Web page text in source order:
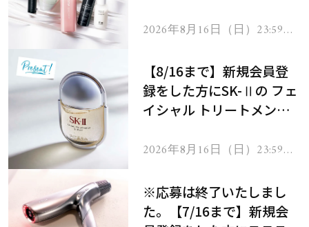
2026年8月16日（日）23:59ま
【8/16まで】新規会員登
録をした方にSK-Ⅱの フェ
イシャル トリートメント
2026年8月16日（日）23:59ま
※応募は終了いたしまし
た。【7/16まで】新規会